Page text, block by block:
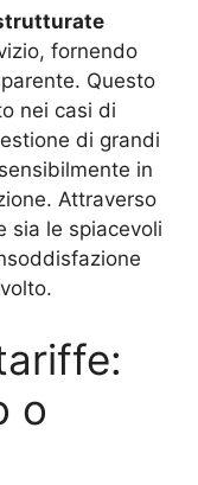
fornendo
Questo
nei casi di
di grandi
in
Attraverso
sia le spiacevoli
o